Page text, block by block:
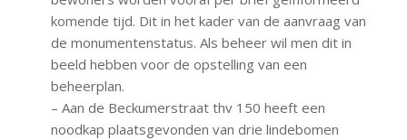
komende tijd. Dit in het kader van de aanvraag van
de monumentenstatus. Als beheer wil men dit in
beeld hebben voor de opstelling van een
beheerplan.
– Aan de Beckumerstraat thv 150 heeft een
noodkap plaatsgevonden van drie lindebomen